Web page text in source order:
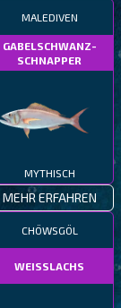
MALEDIVEN
GABELSCHWANZ-
SCHNAPPER
MYTHISCH
MEHR ERFAHREN
CHÖWSGÖL
WEISSLACHS